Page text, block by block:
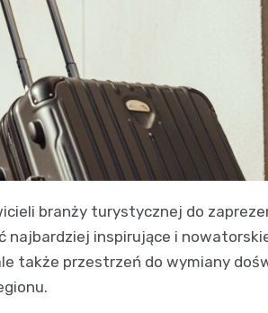
branży turystycznej do
najbardziej inspirujące i
także przestrzeń do wymiany